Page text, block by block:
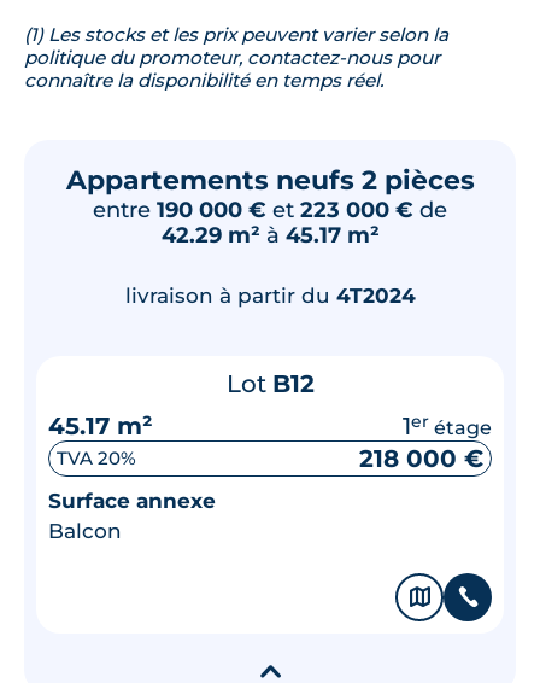
(1) Les stocks et les prix peuvent varier selon la
politique du promoteur, contactez-nous pour
connaître la disponibilité en temps réel.
Appartements neufs 2 pièces
entre 190 000 € et 223 000 € de
42.29 m² à 45.17 m²
livraison à partir du 4T2024
Lot B12
45.17 m²
1er étage
TVA 20% 218 000 €
Surface annexe
Balcon
🗞 📞
▾